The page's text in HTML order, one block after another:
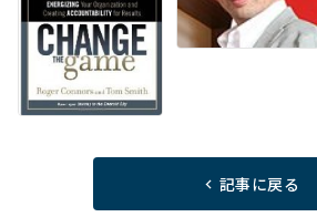
記事に戻る